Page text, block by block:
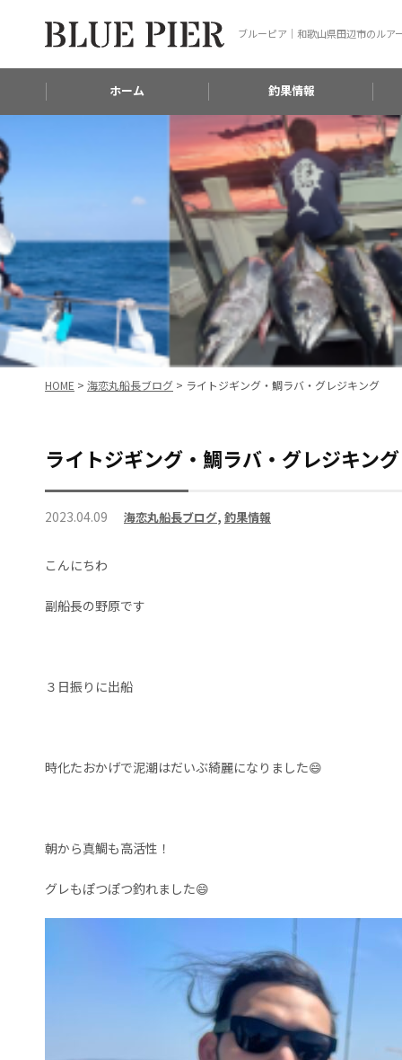
ブルーピア｜和歌山県田辺市のルア
ホーム 釣果情報
HOME > 海恋丸船長ブログ > ライトジギング・鯛ラバ・グレジキング
ライトジギング・鯛ラバ・グレジキング
2023.04.09 海恋丸船長ブログ, 釣果情報
こんにちわ
副船長の野原です
３日振りに出船
時化たおかげで泥潮はだいぶ綺麗になりました😄
朝から真鯛も高活性！
グレもぽつぽつ釣れました😄